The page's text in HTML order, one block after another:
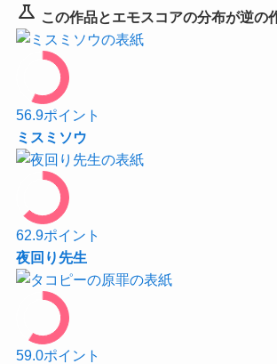
science この作品とエモスコアの分布が逆の
56.9ポイント
ミスミソウ
62.9ポイント
夜回り先生
59.0ポイント